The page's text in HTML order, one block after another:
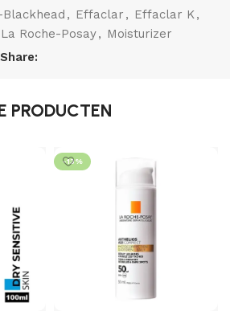
, Effaclar , Effaclar K,
La Roche-Posay, Moisturizer
Share:
PRODUCTEN
-13%